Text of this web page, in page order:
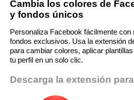
Cambia los colores de
y fondos únicos
Personaliza Facebook fácilmente
fondos exclusivos. Usa la extensión
para cambiar colores, aplicar
tu perfil en un solo clic.
Descarga la extensión